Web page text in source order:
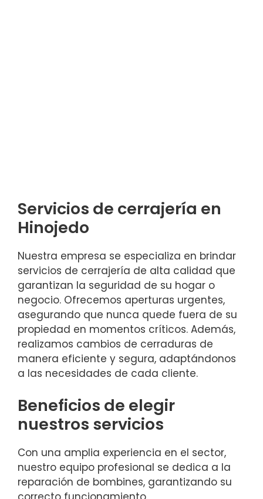
Servicios de cerrajería en
Hinojedo
Nuestra empresa se especializa en brindar
servicios de cerrajería de alta calidad que
garantizan la seguridad de su hogar o
negocio. Ofrecemos aperturas urgentes,
asegurando que nunca quede fuera de su
propiedad en momentos críticos. Además,
realizamos cambios de cerraduras de
manera eficiente y segura, adaptándonos
a las necesidades de cada cliente.
Beneficios de elegir
nuestros servicios
Con una amplia experiencia en el sector,
nuestro equipo profesional se dedica a la
reparación de bombines, garantizando su